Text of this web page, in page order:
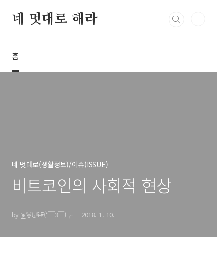
네 멋대로 해라
홈
네 멋대로(생활정보)/이슈(ISSUE)
비트코인의 사회적 현상
by ⨊⨈⨄₠₣(*￣3￣)╭ 2018. 1. 10.